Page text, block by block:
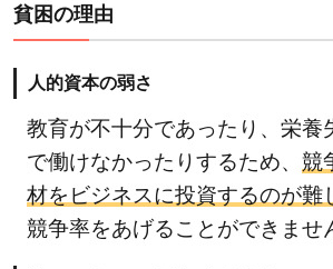
教育
会損
2.4
強制
結婚
3
貧困の理由
人的資本の弱さ
教育が不十分であったり、栄養
で働けなかったりするため、 競
材をビジネスに投資するのが難
競争率をあげることができませ